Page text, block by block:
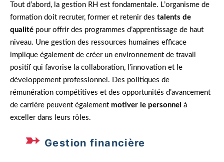
Tout d’abord, la gestion RH est fondamentale. L’organisme de
formation doit recruter, former et retenir des talents de
qualité pour offrir des programmes d’apprentissage de haut
niveau. Une gestion des ressources humaines efficace
implique également de créer un environnement de travail
positif qui favorise la collaboration, l’innovation et le
développement professionnel. Des politiques de
rémunération compétitives et des opportunités d’avancement
de carrière peuvent également motiver le personnel à
exceller dans leurs rôles.
Gestion financière